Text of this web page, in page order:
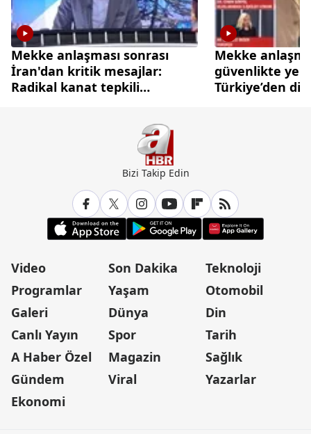
Mekke anlaşması sonrası
İran'dan kritik mesajlar:
Radikal kanat tepkili
Mekke
güvenlikte
Türkiye’den
Bizi Takip Edin
Video
Programlar
Galeri
Canlı Yayın
A Haber Özel
Gündem
Ekonomi
Son Dakika
Yaşam
Dünya
Spor
Magazin
Viral
Teknoloji
Otomobil
Din
Tarih
Sağlık
Yazarlar